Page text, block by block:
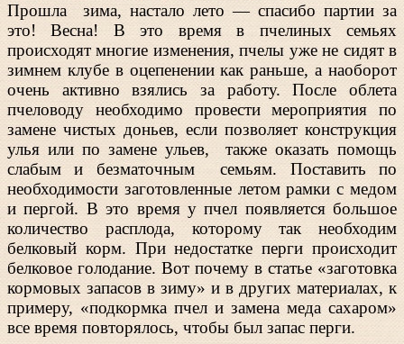
Прошла зима, настало лето — спасибо партии за
это! Весна! В это время в пчелиных семьях
происходят многие изменения, пчелы уже не сидят в
зимнем клубе в оцепенении как раньше, а наоборот
очень активно взялись за работу. После облета
пчеловоду необходимо провести мероприятия по
замене чистых доньев, если позволяет конструкция
улья или по замене ульев, также оказать помощь
слабым и безматочным семьям. Поставить по
необходимости заготовленные летом рамки с медом
и пергой. В это время у пчел появляется большое
количество расплода, которому так необходим
белковый корм. При недостатке перги происходит
белковое голодание. Вот почему в статье «заготовка
кормовых запасов в зиму» и в других материалах, к
примеру, «подкормка пчел и замена меда сахаром»
все время повторялось, чтобы был запас перги.